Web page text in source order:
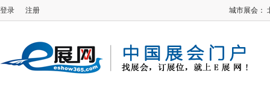
登录 注册 城市展会：